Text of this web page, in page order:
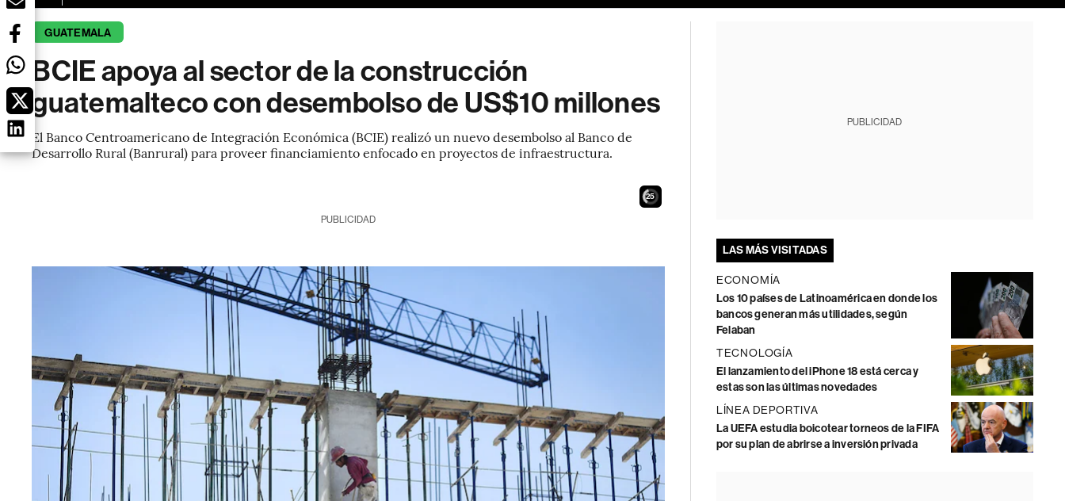
GUATEMALA
BCIE apoya al sector de la construcción
guatemalteco con desembolso de US$10 millones
El Banco Centroamericano de Integración Económica (BCIE) realizó un nuevo desembolso al Banco de
Desarrollo Rural (Banrural) para proveer financiamiento enfocado en proyectos de infraestructura.
23
PUBLICIDAD
PUBLICIDAD
LAS MÁS VISITADAS
ECONOMÍA
Los 10 países de Latinoamérica en donde los
bancos generan más utilidades, según
Felaban
TECNOLOGÍA
El lanzamiento del iPhone 18 está cerca y
estas son las últimas novedades
LÍNEA DEPORTIVA
La UEFA estudia boicotear torneos de la FIFA
por su plan de abrirse a inversión privada